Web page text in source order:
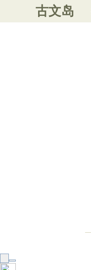
古文岛